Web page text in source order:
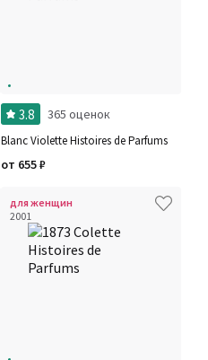
3.8 365 оценок
Blanc Violette Histoires de Parfums
от 655₽
для женщин
2001